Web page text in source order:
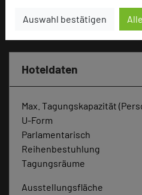
Auswahl bestätigen
Hotel
Hoteldaten
Max. Tagungskapazität
U-Form
Parlamentarisch
Reihenbestuhlung
Tagungsräume
Ausstellungsfläche